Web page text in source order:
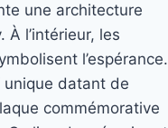
une architecture
l’intérieur, les
l’espérance.
unique datant de
commémorative